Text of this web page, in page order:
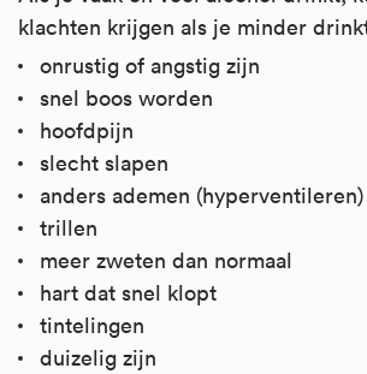
klachten krijgen als je minder
onrustig of angstig zijn
snel boos worden
hoofdpijn
slecht slapen
anders ademen (hyperventileren)
trillen
meer zweten dan normaal
hart dat snel klopt
tintelingen
duizelig zijn